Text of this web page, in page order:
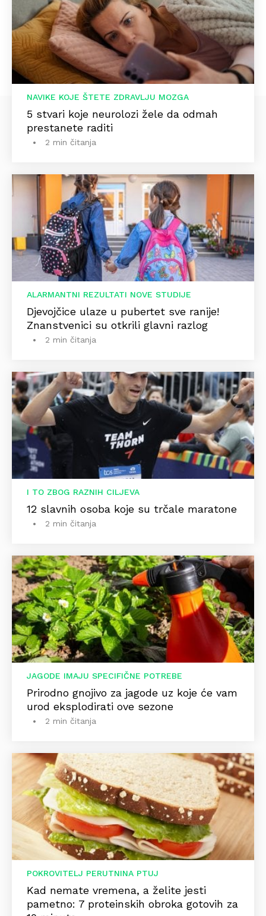
NAVIKE KOJE ŠTETE ZDRAVLJU MOZGA
5 stvari koje neurolozi žele da odmah
prestanete raditi
2 min čitanja
ALARMANTNI REZULTATI NOVE STUDIJE
Djevojčice ulaze u pubertet sve ranije!
Znanstvenici su otkrili glavni razlog
2 min čitanja
I TO ZBOG RAZNIH CILJEVA
12 slavnih osoba koje su trčale maratone
2 min čitanja
JAGODE IMAJU SPECIFIČNE POTREBE
Prirodno gnojivo za jagode uz koje će vam
urod eksplodirati ove sezone
2 min čitanja
POKROVITELJ PERUTNINA PTUJ
Kad nemate vremena, a želite jesti
pametno: 7 proteinskih obroka gotovih za